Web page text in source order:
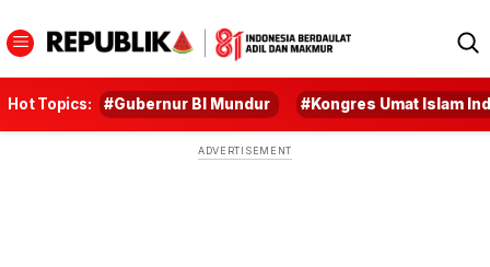
Hot Topics: #Gubernur BI Mundur #Kongres Umat Islam